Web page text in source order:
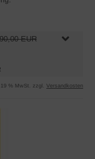
90,00 EUR
19 % MwSt. zzgl. Versandkosten